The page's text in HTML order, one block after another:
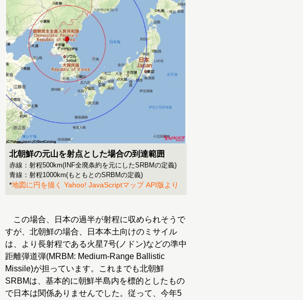
北朝鮮の元山を射点とした場合の到達範囲
赤線：射程500km(INF全廃条約を元にしたSRBMの定義)
青線：射程1000km(もともとのSRBMの定義)
*地図に円を描く Yahoo! JavaScriptマップ API版より
この場合、日本の過半が射程に収められそうで
すが、北朝鮮の場合、日本本土向けのミサイル
は、より長射程である火星7号(ノドン)などの準中
距離弾道弾(MRBM: Medium-Range Ballistic
Missile)が担っています。これまでも北朝鮮
SRBMは、基本的に朝鮮半島内を標的としたもの
で日本は関係ありませんでした。従って、今年5